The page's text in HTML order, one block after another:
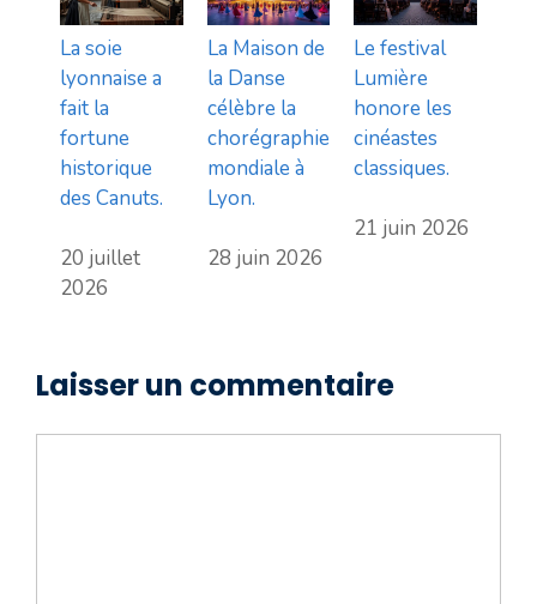
La soie
lyonnaise a
fait la
fortune
historique
des Canuts.
20 juillet
2026
La Maison de
la Danse
célèbre la
chorégraphie
mondiale à
Lyon.
28 juin 2026
Le festival
Lumière
honore les
cinéastes
classiques.
21 juin 2026
Laisser un commentaire